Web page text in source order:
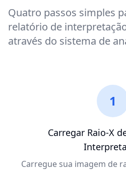
Quatro passos simples
relatório de
através do sistema de
1
Carregar Raio-X
Carregue sua imagem de